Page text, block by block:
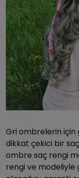
Gri ombrelerin için
dikkat çekici bir
ombre saç rengi
rengi ve modeliyle